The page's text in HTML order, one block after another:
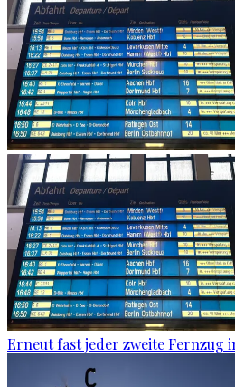
Erneut fast jeder zweite Fernzug